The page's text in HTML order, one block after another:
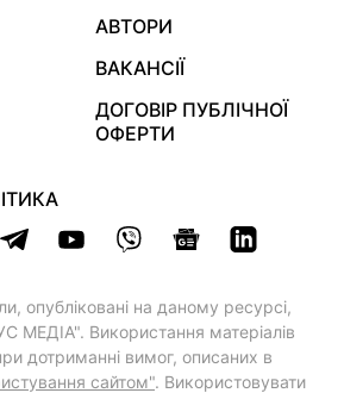
АВТОРИ
ВАКАНСІЇ
ДОГОВІР ПУБЛІЧНОЇ
ОФЕРТИ
опубліковані на даному ресурсі,
МЕДІА". Використання матеріалів
дотриманні вимог, описаних в
сайтом". Використовувати